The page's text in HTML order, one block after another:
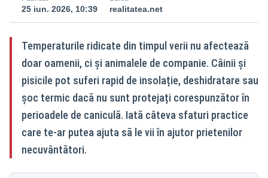
25 iun. 2026, 10:39 realitatea.net
Temperaturile ridicate din timpul verii nu afectează
doar oamenii, ci și animalele de companie. Câinii și
pisicile pot suferi rapid de insolație, deshidratare sau
șoc termic dacă nu sunt protejați corespunzător în
perioadele de caniculă. Iată câteva sfaturi practice
care te-ar putea ajuta să le vii în ajutor prietenilor
necuvântători.